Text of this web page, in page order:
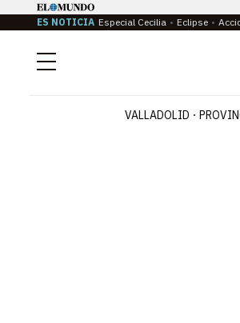
ES NOTICIA Especial Cecilia Eclipse
Menú
VALLADOLID